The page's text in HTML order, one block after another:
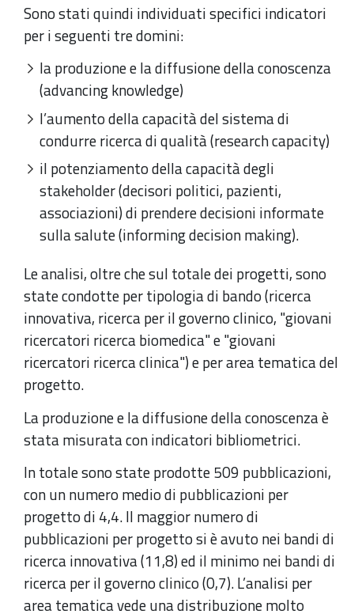
Sono stati quindi individuati specifici indicatori
per i seguenti tre domini:
la produzione e la diffusione della conoscenza
(advancing knowledge)
l’aumento della capacità del sistema di
condurre ricerca di qualità (research capacity)
il potenziamento della capacità degli
stakeholder (decisori politici, pazienti,
associazioni) di prendere decisioni informate
sulla salute (informing decision making).
Le analisi, oltre che sul totale dei progetti, sono
state condotte per tipologia di bando (ricerca
innovativa, ricerca per il governo clinico, "giovani
ricercatori ricerca biomedica" e "giovani
ricercatori ricerca clinica") e per area tematica del
progetto.
La produzione e la diffusione della conoscenza è
stata misurata con indicatori bibliometrici.
In totale sono state prodotte 509 pubblicazioni,
con un numero medio di pubblicazioni per
progetto di 4,4. Il maggior numero di
pubblicazioni per progetto si è avuto nei bandi di
ricerca innovativa (11,8) ed il minimo nei bandi di
ricerca per il governo clinico (0,7). L’analisi per
area tematica vede una distribuzione molto